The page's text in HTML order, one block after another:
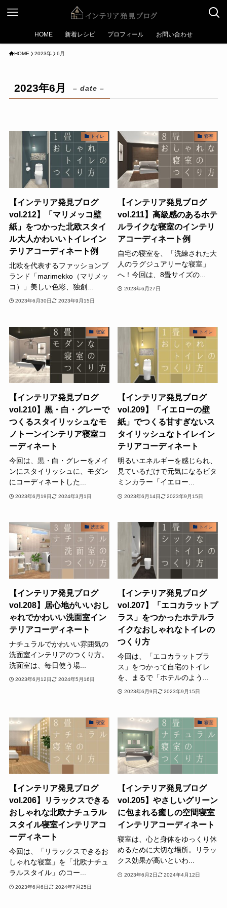
HOME 新着レシピ プロフィール お問い合わせ
HOME 2023年 6月
2023年6月 – date –
トイレ
【インテリア発見ブログ
vol.212】「マリメッコ壁
紙」をつかった北欧スタイ
ル大人かわいいトイレイン
テリアコーディネート例
北欧を代表するファッションブ
ランド「marimekko（マリメッ
コ）」美しい色彩、独創...
2023年6月30日 2023年9月15日
寝室
【インテリア発見ブログ
vol.211】高級感のあるホテ
ルライクな寝室のインテリ
アコーディネート例
自宅の寝室を、「洗練された大
人のラグジュアリーな寝室」
へ！今回は、8畳サイズの...
2023年6月27日
寝室
【インテリア発見ブログ
vol.210】黒・白・グレーで
つくるスタイリッシュなモ
ノトーンインテリア寝室コ
ーディネート
今回は、黒・白・グレーをメイ
ンにスタイリッシュに、モダン
にコーディネートした...
2023年6月19日 2024年3月1日
トイレ
【インテリア発見ブログ
vol.209】「イエローの壁
紙」でつくる甘すぎないス
タイリッシュなトイレイン
テリアコーディネート
明るいエネルギーを感じられ、
見ているだけで元気になるビタ
ミンカラー「イエロー...
2023年6月14日 2023年9月15日
洗面室
【インテリア発見ブログ
vol.208】居心地がいいおし
ゃれでかわいい洗面室イン
テリアコーディネート
ナチュラルでかわいい雰囲気の
洗面室インテリアのつくり方。
洗面室は、毎日使う場...
2023年6月12日 2024年5月16日
トイレ
【インテリア発見ブログ
vol.207】「エコカラットプ
ラス」をつかったホテルラ
イクなおしゃれなトイレの
つくり方
今回は、「エコカラットプラ
ス」をつかって自宅のトイレ
を、まるで「ホテルのよう...
2023年6月9日 2023年9月15日
寝室
【インテリア発見ブログ
vol.206】リラックスできる
おしゃれな北欧ナチュラル
スタイル寝室インテリアコ
ーディネート
今回は、「リラックスできるお
しゃれな寝室」を「北欧ナチュ
ラルスタイル」のコー...
2023年6月6日 2024年7月25日
寝室
【インテリア発見ブログ
vol.205】やさしいグリーン
に包まれる癒しの空間寝室
インテリアコーディネート
寝室は、心と身体をゆっくり休
めるために大切な場所。リラッ
クス効果が高いといわ...
2023年6月2日 2024年4月12日